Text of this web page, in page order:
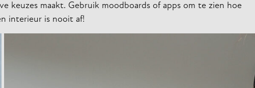
keuzes maakt. Gebruik moodboards of apps om te zien hoe
interieur is nooit af!